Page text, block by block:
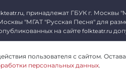
, принадлежат ГБУК г. Москвы
"МГАТ "Русская Песня" для
на сайте folkteatr.ru
пользователя с сайтом.
персональных данных.